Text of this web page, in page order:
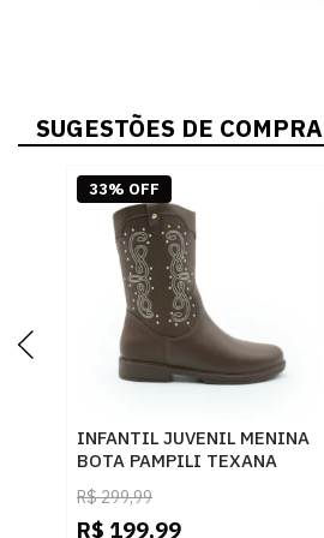
SUGESTÕES DE COMPRA
INFANTIL JUVENIL MENINA
BOTA PAMPILI TEXANA
279135000 070MARROM
R$299,99
R$ 199,99
33% OFF